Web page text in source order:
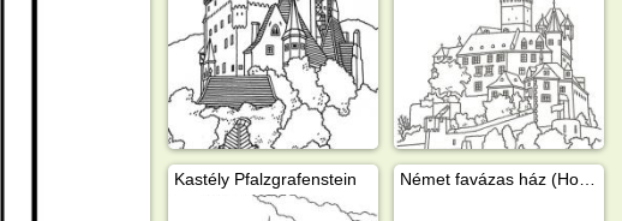
Kastély Pfalzgrafenstein Német favázas ház (Holzfachwerk)